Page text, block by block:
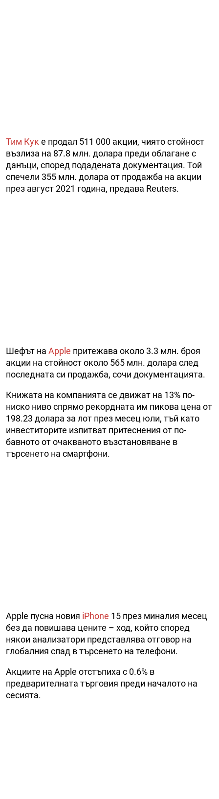
Тим Куке продал 511 000 акции, чиято стойност
възлиза на 87.8 млн. долара преди облагане с
данъци, според подадената документация. Той
спечели 355 млн. долара от продажба на акции
през август 2021 година, предава Reuters.
Шефът на Apple притежава около 3.3 млн. броя
акции на стойност около 565 млн. долара след
последната си продажба, сочи документацията.
Книжата на компанията се движат на 13% по-
ниско ниво спрямо рекордната им пикова цена от
198.23 долара за лот през месец юли, тъй като
инвеститорите изпитват притеснения от по-
бавното от очакваното възстановяване в
търсенето на смартфони.
Apple пусна новия iPhone 15 през миналия месец
без да повишава цените – ход, който според
някои анализатори представлява отговор на
глобалния спад в търсенето на телефони.
Акциите на Apple отстъпиха с 0.6% в
предварителната търговия преди началото на
сесията.